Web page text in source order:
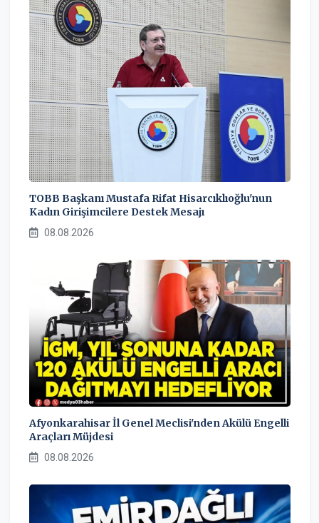
TOBB Başkanı Mustafa Rifat Hisarcıklıoğlu'nun
Kadın Girişimcilere Destek Mesajı
08.08.2026
Afyonkarahisar İl Genel Meclisi'nden Akülü Engelli
Araçları Müjdesi
08.08.2026